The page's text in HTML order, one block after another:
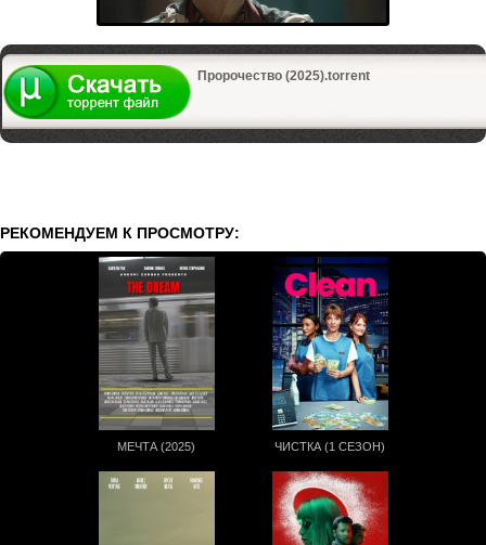
Пророчество (2025).torrent
РЕКОМЕНДУЕМ К ПРОСМОТРУ:
МЕЧТА (2025) ЧИСТКА (1 СЕЗОН)